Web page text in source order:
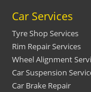
Car Services
Tyre Shop Services
Rim Repair Services
Wheel Alignment
Car Suspension
Car Brake Repair